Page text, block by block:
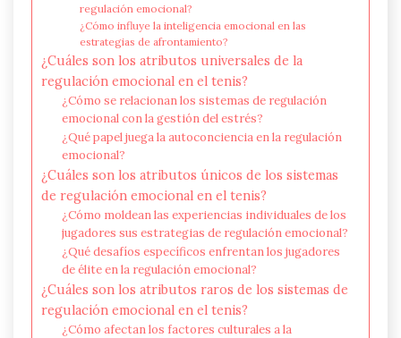
regulación emocional?
¿Cómo influye la inteligencia emocional en las
estrategias de afrontamiento?
¿Cuáles son los atributos universales de la
regulación emocional en el tenis?
¿Cómo se relacionan los sistemas de regulación
emocional con la gestión del estrés?
¿Qué papel juega la autoconciencia en la regulación
emocional?
¿Cuáles son los atributos únicos de los sistemas
de regulación emocional en el tenis?
¿Cómo moldean las experiencias individuales de los
jugadores sus estrategias de regulación emocional?
¿Qué desafíos específicos enfrentan los jugadores
de élite en la regulación emocional?
¿Cuáles son los atributos raros de los sistemas de
regulación emocional en el tenis?
¿Cómo afectan los factores culturales a la